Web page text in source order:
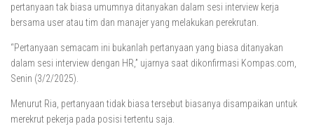
pertanyaan tak biasa umumnya ditanyakan dalam sesi interview kerja
bersama user atau tim dan manajer yang melakukan perekrutan.
“Pertanyaan semacam ini bukanlah pertanyaan yang biasa ditanyakan
dalam sesi interview dengan HR,” ujarnya saat dikonfirmasi Kompas.com,
Senin (3/2/2025).
Menurut Ria, pertanyaan tidak biasa tersebut biasanya disampaikan untuk
merekrut pekerja pada posisi tertentu saja.